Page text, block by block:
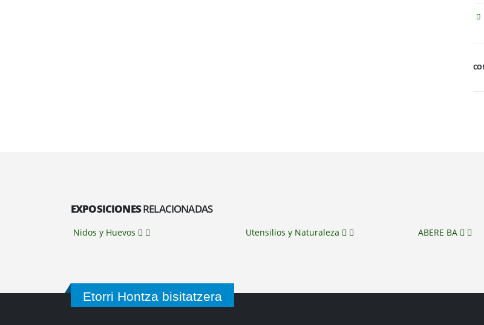
EXPOSICIONESRELACIONADAS
Nidos y Huevos Utensilios y Naturaleza ABERE BA
Etorri Hontza bisitatzera